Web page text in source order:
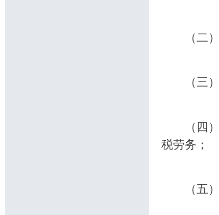
（二）
（三）
（四）
税劳务；
（五）